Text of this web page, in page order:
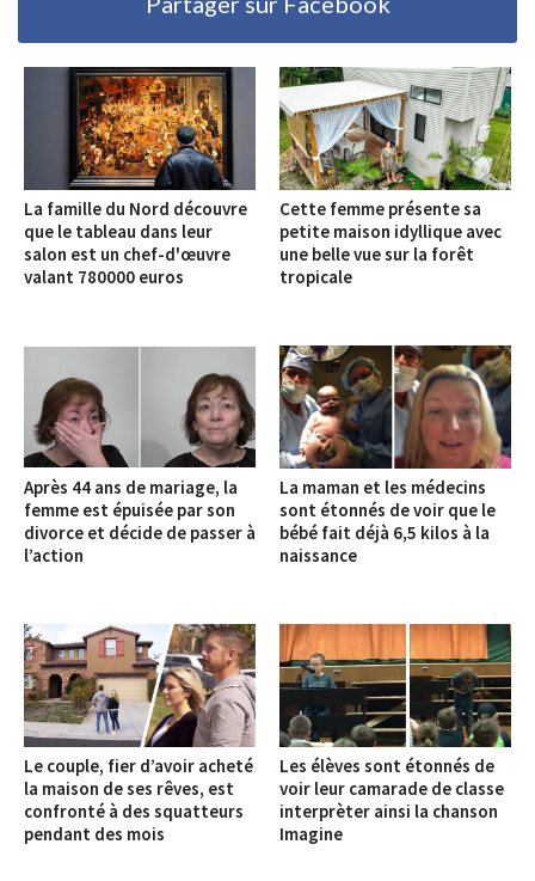
La famille du Nord découvre
que le tableau dans leur
salon est un chef-d'œuvre
valant 780000 euros
Cette femme présente sa
petite maison idyllique avec
une belle vue sur la forêt
tropicale
Après 44 ans de mariage, la
femme est épuisée par son
divorce et décide de passer à
l’action
La maman et les médecins
sont étonnés de voir que le
bébé fait déjà 6,5 kilos à la
naissance
Le couple, fier d’avoir acheté
la maison de ses rêves, est
confronté à des squatteurs
pendant des mois
Les élèves sont étonnés de
voir leur camarade de classe
interprèter ainsi la chanson
Imagine